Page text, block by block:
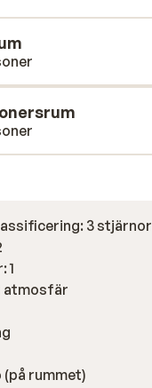
Efter en aktiv dag i
eller bubbelpoolen,
frukostmatsalen
kvällen står
varm, välkomnande
dig som hemma.
3 stjärnor
1
atmosfär
rummet)